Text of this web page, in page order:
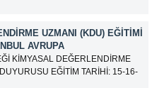
UZMANI (KDU) EĞITIMI
AVRUPA
KİMYASAL DEĞERLENDİRME
EĞİTİM TARİHİ: 15-16-